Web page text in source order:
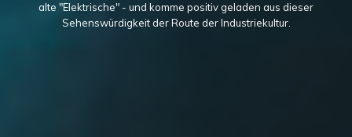
alte "Elektrische" - und komme positiv geladen aus dieser
Sehenswürdigkeit der Route der Industriekultur.